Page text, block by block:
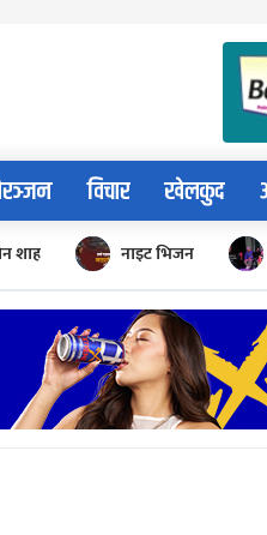
विचार खेलकुद
शाह नाइट भिजन